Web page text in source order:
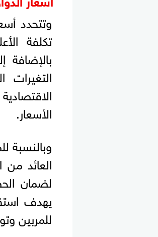
وتتحدد
تكلفة
بالإضافة
الأسعار.
وبالنسبة
العائد من
لضمان
يهدف
للمربين